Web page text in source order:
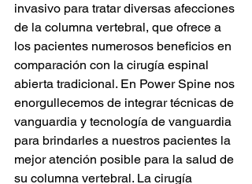
invasivo para tratar diversas afecciones
de la columna vertebral, que ofrece a
los pacientes numerosos beneficios en
comparación con la cirugía espinal
abierta tradicional. En Power Spine nos
enorgullecemos de integrar técnicas de
vanguardia y tecnología de vanguardia
para brindarles a nuestros pacientes la
mejor atención posible para la salud de
su columna vertebral. La cirugía